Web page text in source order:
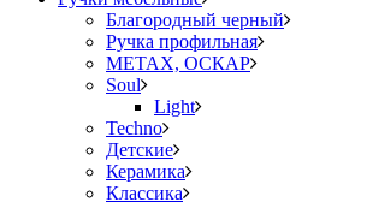
Благородный черный
Ручка профильная
METAX, ОСКАР
Soul
Light
Techno
Детские
Керамика
Классика